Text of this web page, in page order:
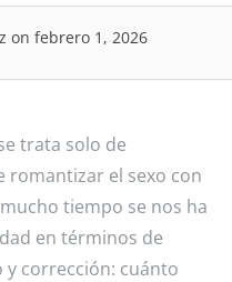
on febrero 1, 2026
trata solo de
romantizar el sexo con
tiempo se nos ha
en términos de
corrección: cuánto